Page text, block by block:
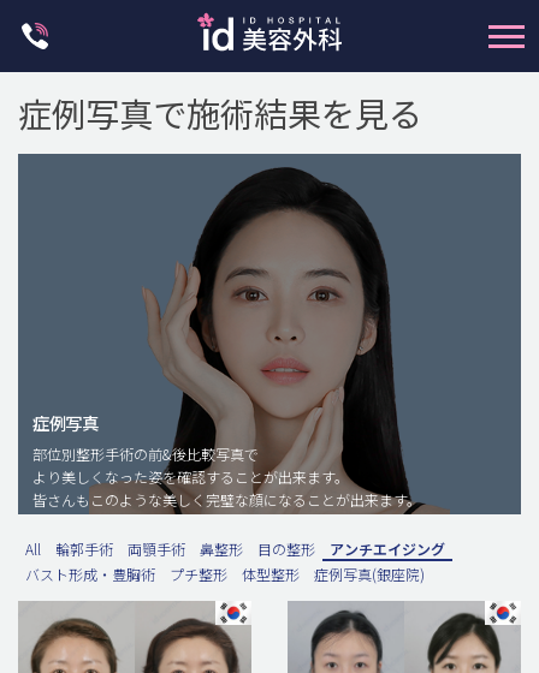
二重・目元整形
脂肪注入(アンチエイジング)
豊胸手術・バストアップ
脂肪吸引 (大容量)
メンズ整形
idリアルストーリー
症例写真で施術結果を見る
症例写真
部位別整形手術の前&後比較写真で
より美しくなった姿を確認することが出来ます。
皆さんもこのような美しく完璧な顔になることが出来ます。
All 輪郭手術 両顎手術 鼻整形 目の整形
アンチエイジング
バスト形成・豊胸術
プチ整形 体型整形 症例写真(銀座院)